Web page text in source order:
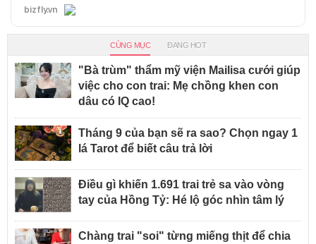
bizfly.vn
CÙNG MỤC ĐANG HOT
"Bà trùm" thẩm mỹ viện Mailisa cưới giúp
việc cho con trai: Mẹ chồng khen con
dâu có IQ cao!
Tháng 9 của bạn sẽ ra sao? Chọn ngay 1
lá Tarot để biết câu trả lời
Điều gì khiến 1.691 trai trẻ sa vào vòng
tay của Hồng Tỷ: Hé lộ góc nhìn tâm lý
Chàng trai "soi" từng miếng thịt để chia